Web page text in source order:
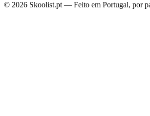
© 2026 Skoolist.pt — Feito em Portugal, por